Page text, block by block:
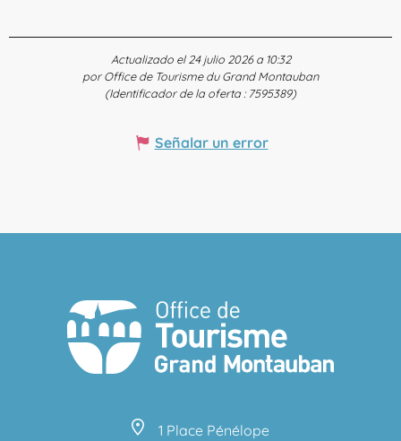
Actualizado el 24 julio 2026 a 10:32
por Office de Tourisme du Grand Montauban
(Identificador de la oferta : 7595389)
Señalar un error
1 Place Pénélope